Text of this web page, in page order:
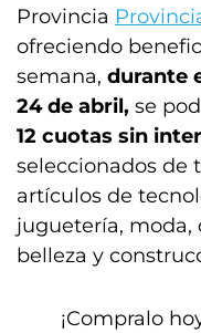
Provincia
ofreciendo
semana, durante
24 de abril, se
12 cuotas sin
seleccionados de
artículos de
juguetería, moda,
belleza y
¡Compralo